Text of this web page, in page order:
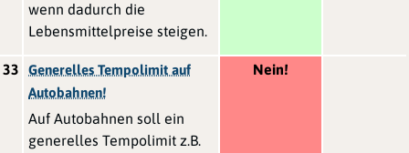
wenn dadurch die
Lebensmittelpreise steigen.
33
Generelles Tempolimit auf
Autobahnen!
Auf Autobahnen soll ein
generelles Tempolimit z.B.
Nein!